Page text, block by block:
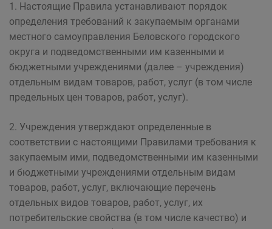
1. Настоящие Правила устанавливают порядок
определения требований к закупаемым органами
местного самоуправления Беловского городского
округа и подведомственными им казенными и
бюджетными учреждениями (далее – учреждения)
отдельным видам товаров, работ, услуг (в том числе
предельных цен товаров, работ, услуг).
2. Учреждения утверждают определенные в
соответствии с настоящими Правилами требования к
закупаемым ими, подведомственными им казенными
и бюджетными учреждениями отдельным видам
товаров, работ, услуг, включающие перечень
отдельных видов товаров, работ, услуг, их
потребительские свойства (в том числе качество) и